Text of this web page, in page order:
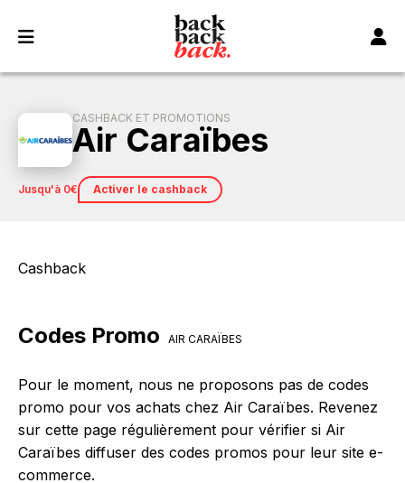
CASHBACK ET PROMOTIONS
Air Caraïbes
jusqu'à 0€ Activer le cashback
Cashback
Codes Promo AIR CARAÏBES
Pour le moment, nous ne proposons pas de codes
promo pour vos achats chez Air Caraïbes. Revenez
sur cette page régulièrement pour vérifier si Air
Caraïbes diffuser des codes promos pour leur site e-
commerce.